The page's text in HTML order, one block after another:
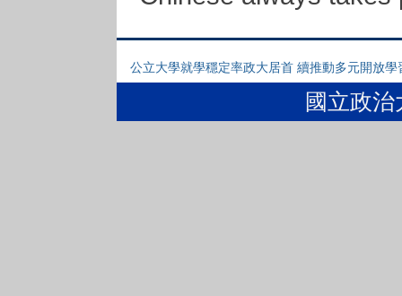
公立大學就學穩定率政大居首 續推動多元開放學
國立政